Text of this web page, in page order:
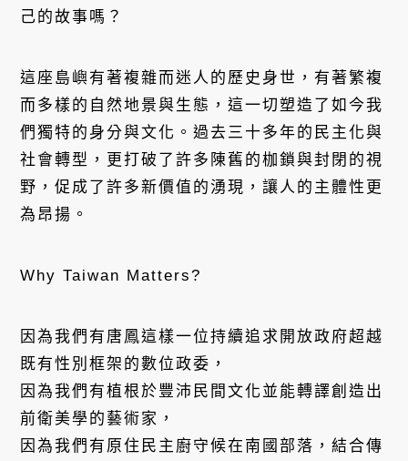
己的故事嗎？
這座島嶼有著複雜而迷人的歷史身世，有著繁複
而多樣的自然地景與生態，這一切塑造了如今我
們獨特的身分與文化。過去三十多年的民主化與
社會轉型，更打破了許多陳舊的枷鎖與封閉的視
野，促成了許多新價值的湧現，讓人的主體性更
為昂揚。
Why Taiwan Matters?
因為我們有唐鳳這樣一位持續追求開放政府超越
既有性別框架的數位政委，
因為我們有植根於豐沛民間文化並能轉譯創造出
前衛美學的藝術家，
因為我們有原住民主廚守候在南國部落，結合傳